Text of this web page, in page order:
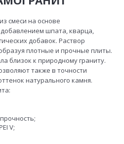
смеси на основе
шпата, кварца,
добавок. Раствор
плотные и прочные плиты.
близок к природному граниту.
также в точности
натурального камня.
V;